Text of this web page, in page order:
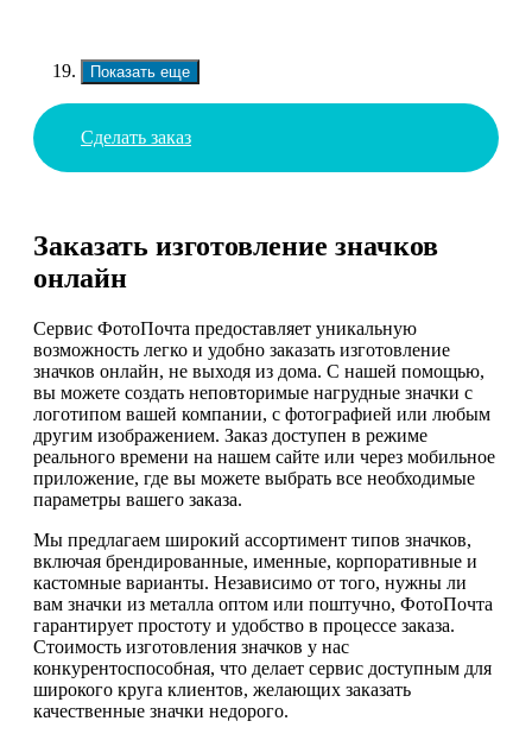
Показать еще
Сделать заказ
Заказать изготовление значков
онлайн
Сервис ФотоПочта предоставляет уникальную
возможность легко и удобно заказать изготовление
значков онлайн, не выходя из дома. С нашей помощью,
вы можете создать неповторимые нагрудные значки с
логотипом вашей компании, с фотографией или любым
другим изображением. Заказ доступен в режиме
реального времени на нашем сайте или через мобильное
приложение, где вы можете выбрать все необходимые
параметры вашего заказа.
Мы предлагаем широкий ассортимент типов значков,
включая брендированные, именные, корпоративные и
кастомные варианты. Независимо от того, нужны ли
вам значки из металла оптом или поштучно, ФотоПочта
гарантирует простоту и удобство в процессе заказа.
Стоимость изготовления значков у нас
конкурентоспособная, что делает сервис доступным для
широкого круга клиентов, желающих заказать
качественные значки недорого.